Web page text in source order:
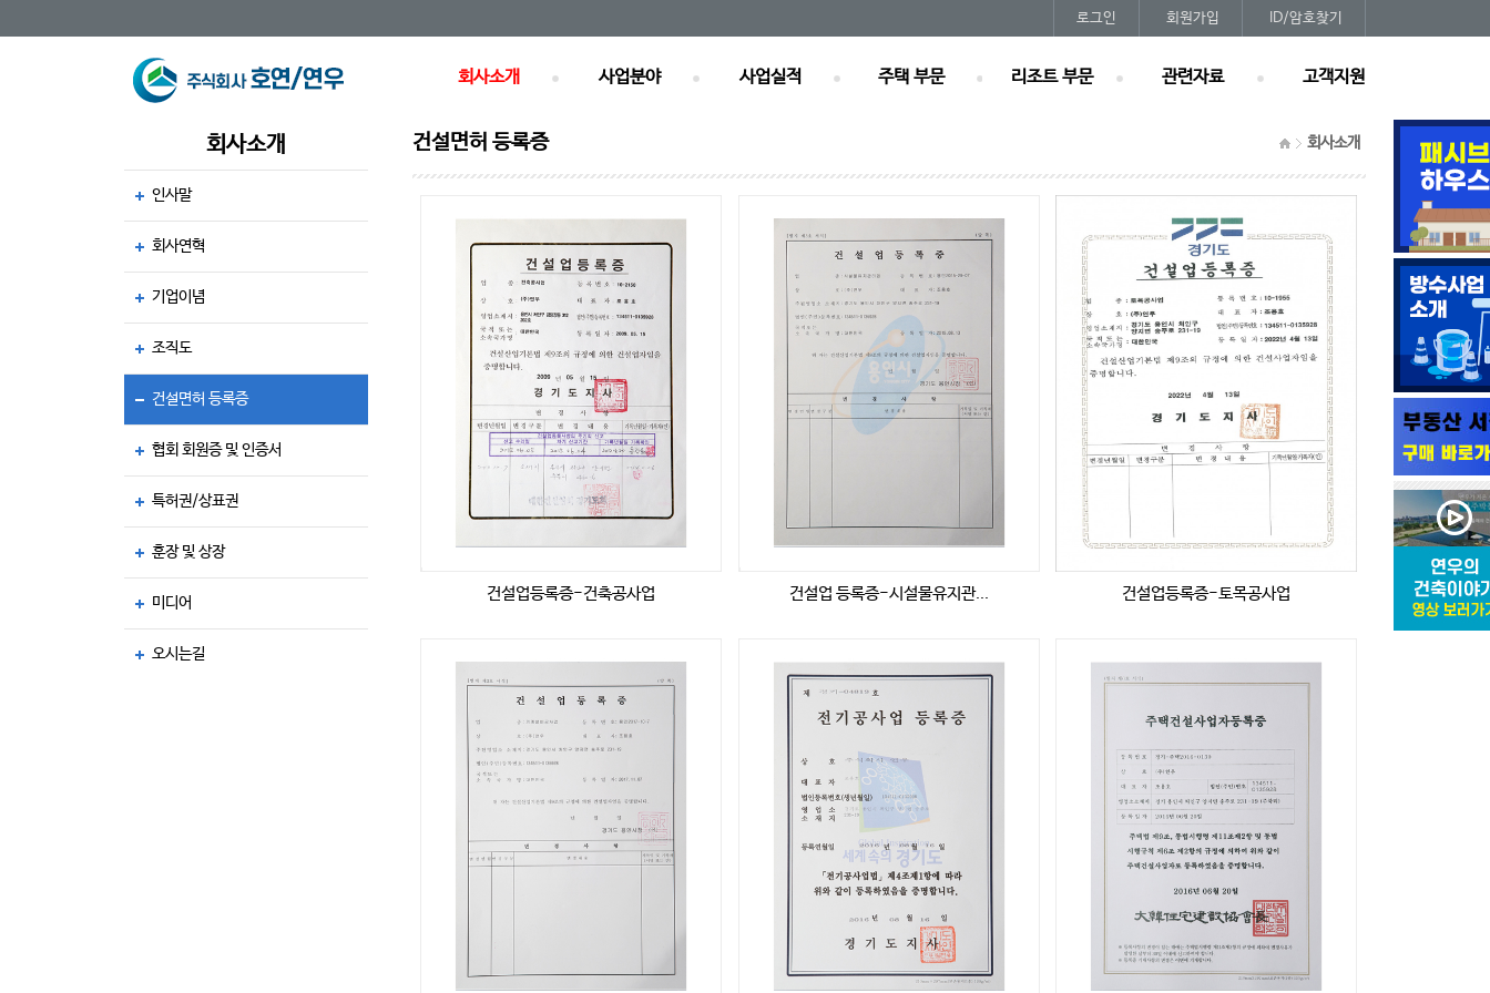
로그인 회원가입 ID/암호찾기
회사소개 사업분야 사업실적 주택 부문 리조트 부문 관련자료 고객지원
회사소개
인사말
회사연혁
기업이념
조직도
건설면허 등록증
협회 회원증 및 인증서
특허권/상표권
훈장 및 상장
미디어
오시는길
건설면허 등록증 회사소개
건설업등록증-건축공사업 건설업 등록증-시설물유지관... 건설업등록증-토목공사업